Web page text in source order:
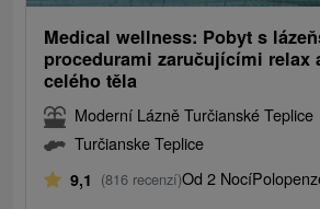
Medical wellness: Pobyt s
procedurami zaručujícími relax
celého těla
Moderní Lázně Turčianské Teplice
Turčianske Teplice
9,1 (816 recenzí)Od 2 Nocí